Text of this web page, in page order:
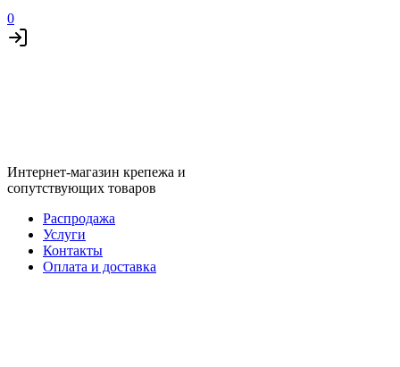
0
Интернет-магазин крепежа и
сопутствующих товаров
Распродажа
Услуги
Контакты
Оплата и доставка